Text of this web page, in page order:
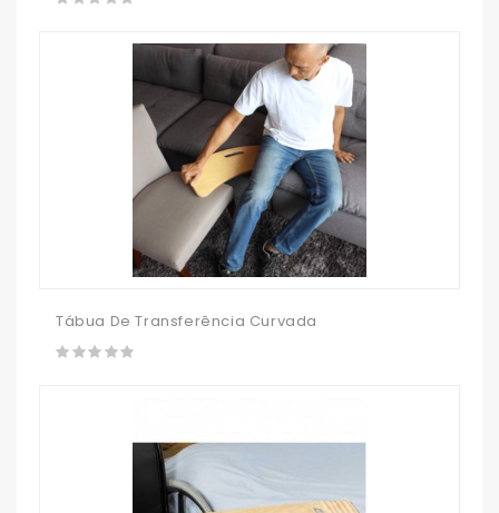
Tábua De Transferência Curvada